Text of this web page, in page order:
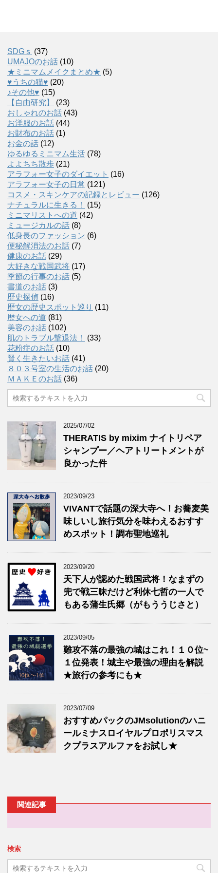
SDGｓ (37)
UMAJOのお話 (10)
★ミニマムメイクまとめ★ (5)
♥うちの猫♥ (20)
♪その他♥ (15)
【自由研究】
(23)
おしゃれのお話 (43)
お洋服のお話 (44)
お財布のお話 (1)
お金の話 (12)
ゆるゆるミニマム生活 (78)
よよちち散歩 (21)
アラフォー女子のダイエット (16)
アラフォー女子の日常 (121)
コスメ・スキンケアの記録とレビュー (126)
ナチュラルに生きる！
(15)
ミニマリストへの道 (42)
ミュージカルの話 (8)
低身長のファッション (6)
便秘解消法のお話 (7)
健康のお話 (29)
大好きな戦国武将 (17)
季節の行事のお話 (5)
書道のお話 (3)
歴史探偵 (16)
歴女の歴史スポット巡り (11)
歴女への道 (81)
美容のお話 (102)
肌のトラブル撃退法！
(33)
花粉症のお話 (10)
賢く生きたいお話 (41)
８０３号室の生活のお話 (20)
ＭＡＫＥのお話 (36)
2025/07/02
THERATIS by mixim ナイトリペア
シャンプー／ヘアトリートメントが
良かった件
2023/09/23
VIVANTで話題の深大寺へ！お蕎麦美
味しいし旅行気分を味わえるおすす
めスポット！調布聖地巡礼
2023/09/20
天下人が認めた戦国武将！なまずの
兜で戦三昧だけど利休七哲の一人で
もある蒲生氏郷（がもううじさと）
2023/09/05
難攻不落の最強の城はこれ！１０位~
１位発表！城主や最強の理由を解説
★旅行の参考にも★
2023/07/09
おすすめパックのJMsolutionのハニ
ールミナスロイヤルプロポリスマス
クプラスアルファをお試し★
関連記事
検索